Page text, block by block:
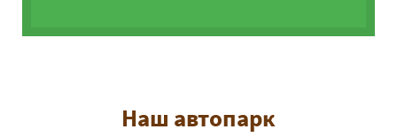
Наш автопарк